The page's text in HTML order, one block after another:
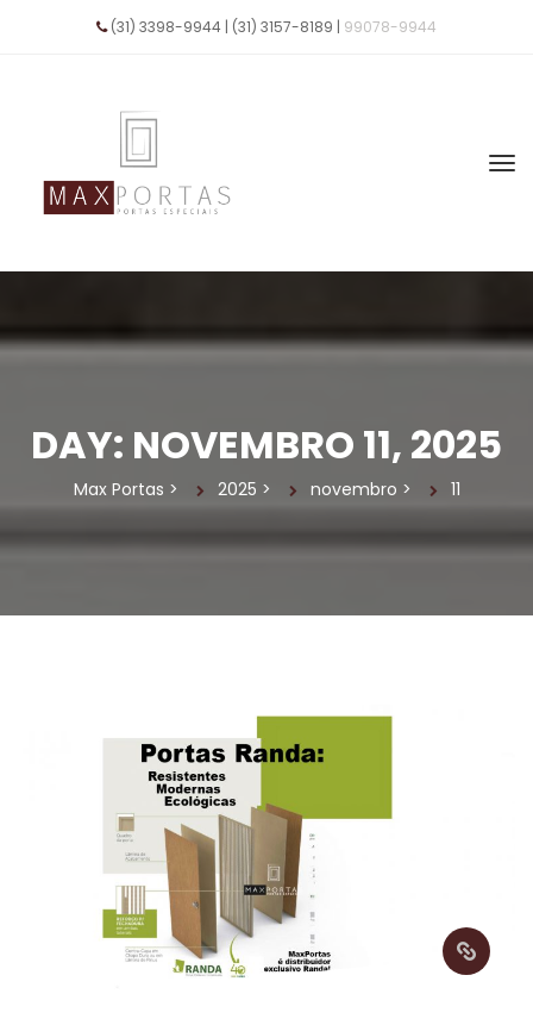
(31) 3398-9944 | (31) 3157-8189 | 99078-9944
DAY: NOVEMBRO 11, 2025
Max Porta > 2025 > novembro > 11